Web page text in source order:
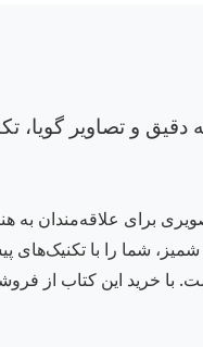
دقیق و تصاویر
یک راهنمای جامع و تصویری
منتشر شده و در 96 صفحه رحلی با
با خرید این کتاب از